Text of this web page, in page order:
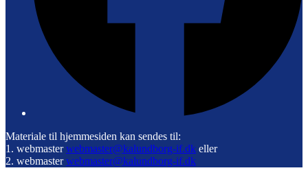
Materiale til hjemmesiden kan sendes til:
1. webmasterwebmaster@kalundborg-if.dk eller
2. webmasterwebmaster@kalundborg-if.dk